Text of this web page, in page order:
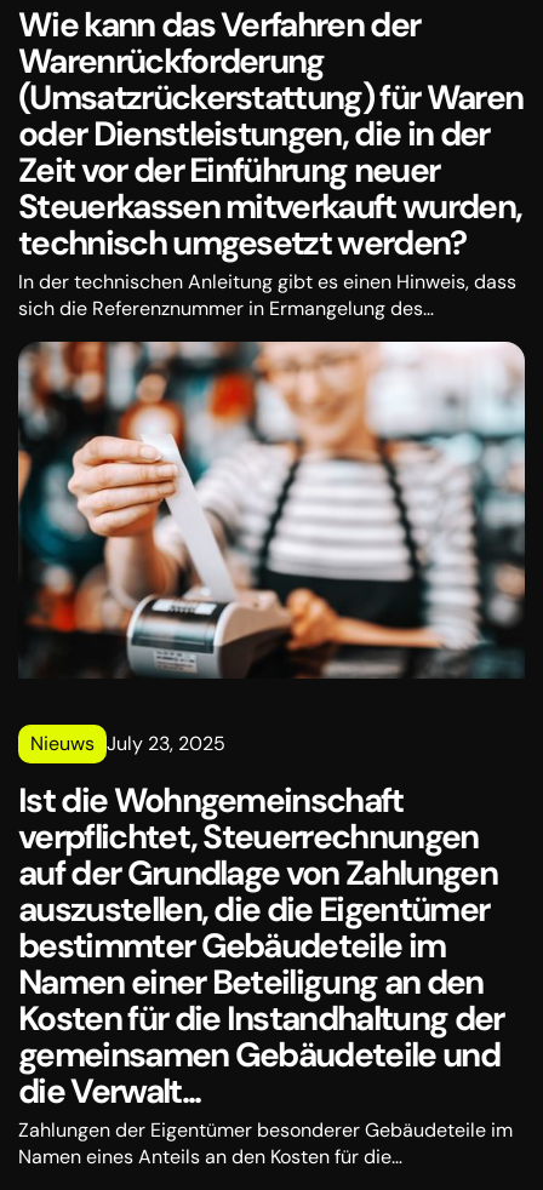
Wie kann das Verfahren der
Warenrückforderung
(Umsatzrückerstattung) für Waren
oder Dienstleistungen, die in der
Zeit vor der Einführung neuer
Steuerkassen mitverkauft wurden,
technisch umgesetzt werden?
In der technischen Anleitung gibt es einen Hinweis, dass
sich die Referenznummer in Ermangelung des
beziehen kann, unter der der Umsatz vor der Einführung
des EFU (elektronisches Steuergerät) erzielt wurde, zum
Beispiel BI: 121 (BI ist die Steuerausschnittsnummer).
Nieuws July 23, 2025
Ist die Wohngemeinschaft
verpflichtet, Steuerrechnungen
auf der Grundlage von Zahlungen
auszustellen, die die Eigentümer
bestimmter Gebäudeteile im
Namen einer Beteiligung an den
Kosten für die Instandhaltung der
gemeinsamen Gebäudeteile und
die Verwalt...
Zahlungen der Eigentümer besonderer Gebäudeteile im
Namen eines Anteils an den Kosten für die